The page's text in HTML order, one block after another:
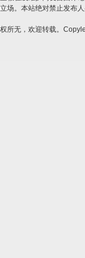
场。本站绝对禁止发布
所无，欢迎转载。